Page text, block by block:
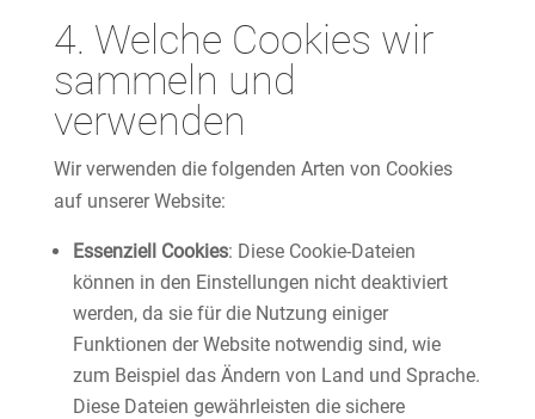
4. Welche Cookies wir
sammeln und
verwenden
Wir verwenden die folgenden Arten von Cookies
auf unserer Website:
Essenziell Cookies: Diese Cookie-Dateien
können in den Einstellungen nicht deaktiviert
werden, da sie für die Nutzung einiger
Funktionen der Website notwendig sind, wie
zum Beispiel das Ändern von Land und Sprache.
Diese Dateien gewährleisten die sichere